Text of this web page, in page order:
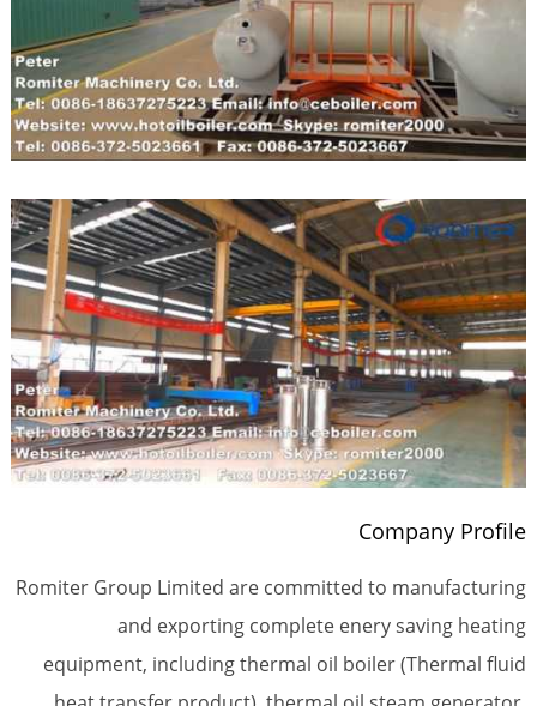
Company Profile
Romiter Group Limited are committed to manufacturing
and exporting complete enery saving heating
equipment, including thermal oil boiler (Thermal fluid